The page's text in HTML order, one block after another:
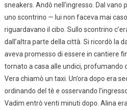
sneakers. Andò nell’ingresso. Dal vano
uno scontrino — lui non faceva mai
riguardavano il cibo. Sullo scontrino
dall’altra parte della città. Si ricordò la
aveva promesso di essere in cantiere
tornato a casa alle undici, profumando
Vera chiamò un taxi. Un’ora dopo era
ordinando del tè e osservando
Vadim entrò venti minuti dopo. Alina